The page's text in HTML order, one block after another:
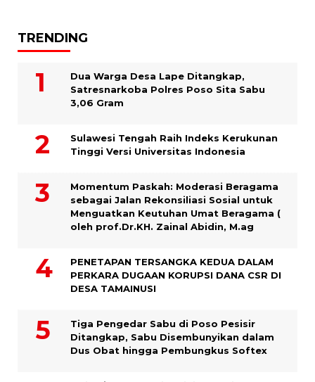
TRENDING
Dua Warga Desa Lape Ditangkap,
Satresnarkoba Polres Poso Sita Sabu
3,06 Gram
Sulawesi Tengah Raih Indeks Kerukunan
Tinggi Versi Universitas Indonesia
Momentum Paskah: Moderasi Beragama
sebagai Jalan Rekonsiliasi Sosial untuk
Menguatkan Keutuhan Umat Beragama (
oleh prof.Dr.KH. Zainal Abidin, M.ag
PENETAPAN TERSANGKA KEDUA DALAM
PERKARA DUGAAN KORUPSI DANA CSR DI
DESA TAMAINUSI
Tiga Pengedar Sabu di Poso Pesisir
Ditangkap, Sabu Disembunyikan dalam
Dus Obat hingga Pembungkus Softex